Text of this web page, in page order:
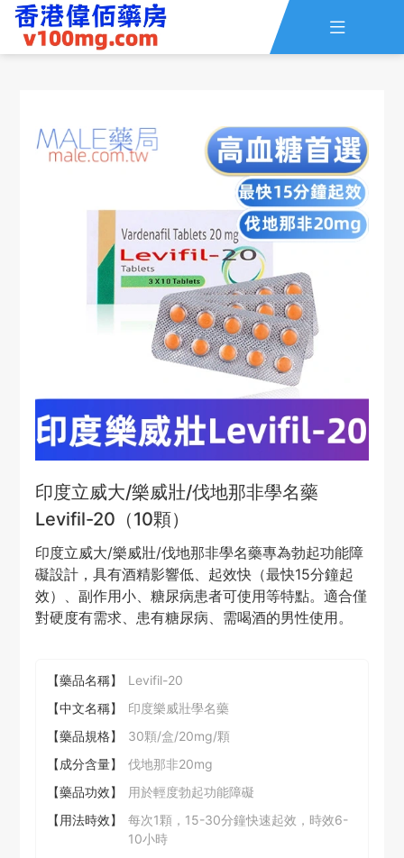

資訊 線上留言
印度立威大/樂威壯/伐地那非學名藥
Levifil-20（10顆）
印度立威大/樂威壯/伐地那非學名藥專為勃起功能障
礙設計，具有酒精影響低、起效快（最快15分鐘起
效）、副作用小、糖尿病患者可使用等特點。適合僅
對硬度有需求、患有糖尿病、需喝酒的男性使用。
【藥品名稱】
Levifil-20
【中文名稱】
印度樂威壯學名藥
【藥品規格】
30顆/盒/20mg/顆
【成分含量】
伐地那非20mg
【藥品功效】
用於輕度勃起功能障礙
【用法時效】
每次1顆，15-30分鐘快速起效，時效6-
10小時